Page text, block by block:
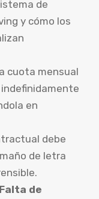
de
y cómo los
cuota mensual
en
debe
de letra
de